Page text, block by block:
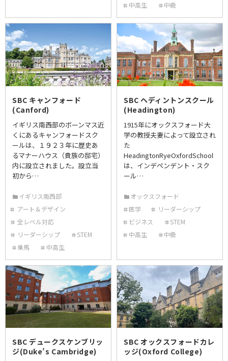
中高生
中級
SBC キャンフォード
(Canford)
イギリス南西部のボーンマス近
くにあるキャンフォードスク
ールは、１９２３年に歴史あ
るマナーハウス（貴族の邸宅）
内に設立されました。設立当
初から…
イギリス南西部
アート＆デザイン
全レベル対応
リーダーシップ
STEM
乗馬
中高生
SBC ヘディントンスクール
(Headington)
1915年にオックスフォード大
学の教授夫妻によって設立され
た
HeadingtonRyeOxfordSchool
は、インデペンデント・スク
ール…
オックスフォード
医学
リーダーシップ
ビジネス
STEM
中高生
中級
SBC デュークスケンブリッ
ジ(Duke’s Cambridge)
SBC オックスフォードカレ
ッジ(Oxford College)